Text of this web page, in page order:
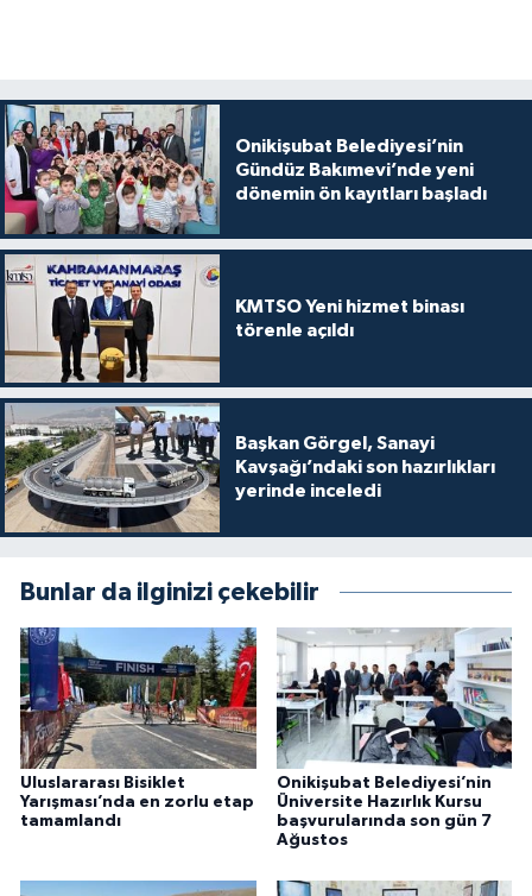
Onikişubat Belediyesi’nin
Gündüz Bakımevi’nde yeni
dönemin ön kayıtları başladı
KMTSO Yeni hizmet binası
törenle açıldı
Başkan Görgel, Sanayi
Kavşağı’ndaki son hazırlıkları
yerinde inceledi
Bunlar da ilginizi çekebilir
Uluslararası Bisiklet
Yarışması’nda en zorlu etap
tamamlandı
Onikişubat Belediyesi’nin
Üniversite Hazırlık Kursu
başvurularında son gün 7
Ağustos